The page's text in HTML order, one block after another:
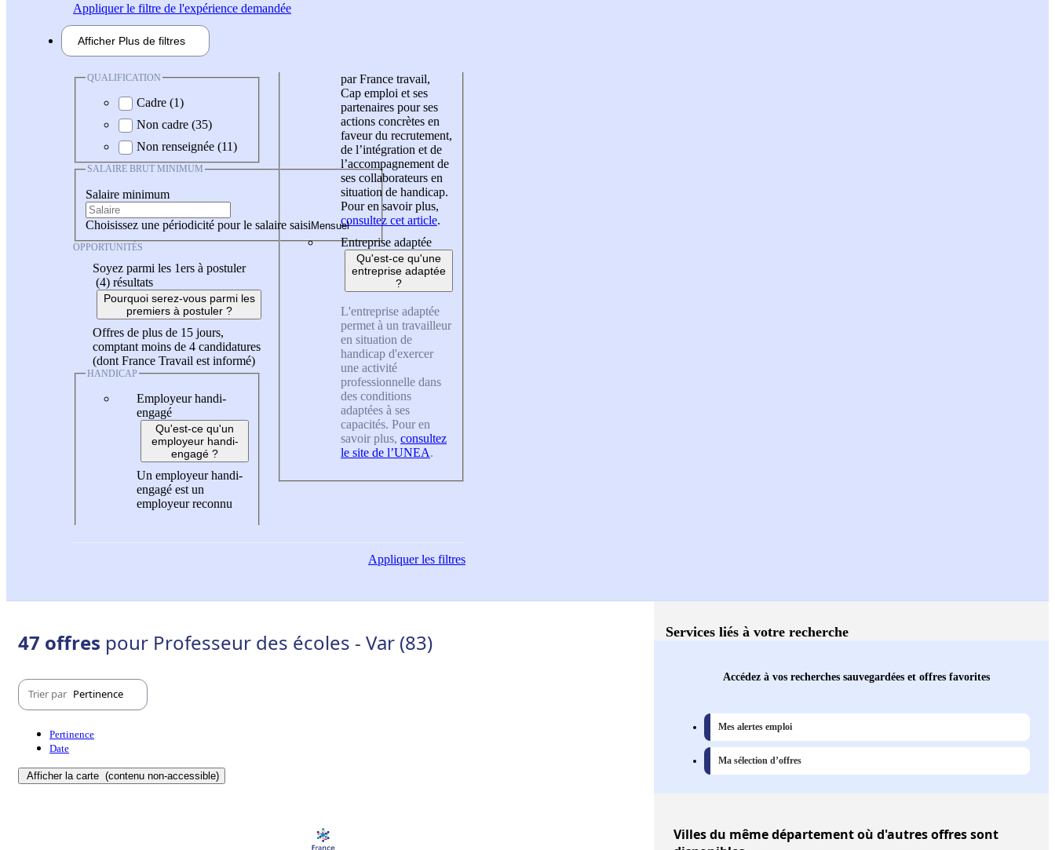
Appliquerle filtre de l'expérience demandée
Afficher Plus de filtres
QUALIFICATION
Cadre (1)
Non cadre (35)
Non renseignée (11)
SALAIRE BRUT MINIMUM
Salaire minimum
Choisissez une périodicité pour le salaire saisi
OPPORTUNITÉS
Soyez parmi les 1ers à postuler
(4) résultats
Pourquoi serez-vous parmi les
premiers à postuler ?
Offres de plus de 15 jours,
comptant moins de 4 candidatures
(dont France Travail est informé)
HANDICAP
Employeur handi-
engagé
Qu'est-ce qu'un
employeur handi-
engagé ?
Un employeur handi-
engagé est un
employeur reconnu
par France travail,
Cap emploi et ses
partenaires pour ses
actions concrètes en
faveur du recrutement,
de l’intégration et de
l’accompagnement de
ses collaborateurs en
situation de handicap.
Pour en savoir plus,
consultez cet article.
Entreprise adaptée
Qu'est-ce qu'une
entreprise adaptée
?
L'entreprise adaptée
permet à un travailleur
en situation de
handicap d'exercer
une activité
professionnelle dans
des conditions
adaptées à ses
capacités. Pour en
savoir plus, consultez
le site de l’UNEA.
Appliquerles filtres
47 offres pour Professeur des écoles - Var (83)
Trier par Pertinence
Pertinence
Date
Afficher la carte (contenu non-accessible)
Services liés à votre recherche
Accédez à vos recherches sauvegardées et offres favorites
Mes alertes emploi
Ma sélection d’offres
Villesdu même département où d'autres offres sont